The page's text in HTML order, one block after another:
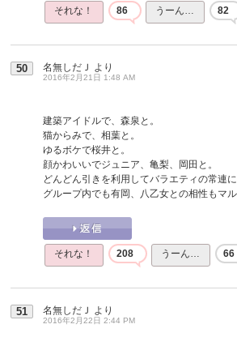
それな！ 86 うーん… 82
50 名無しだＪ より
2016年2月21日 1:48 AM
建築アイドルで、森泉と。
猫からみで、相葉と。
ゆるボケで桜井と。
顔かわいいでジュニア、亀梨、岡田と。
どんどん引きを利用してバラエティの常連に
グループ内でも有岡、八乙女との相性もマル
それな！ 208 うーん… 66
51 名無しだＪ より
2016年2月22日 2:44 PM